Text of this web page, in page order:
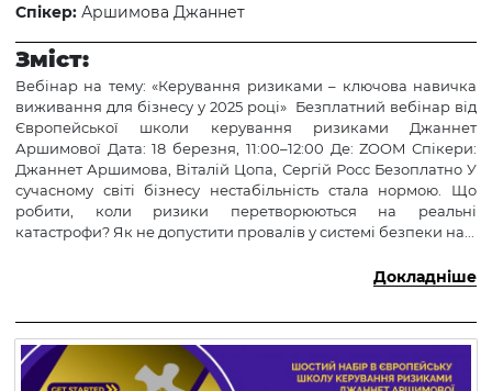
Спікер: Аршимова Джаннет
Зміст:
Вебінар на тему: «Керування ризиками – ключова навичка
виживання для бізнесу у 2025 році» Безплатний вебінар від
Європейської школи керування ризиками Джаннет
Аршимової Дата: 18 березня, 11:00–12:00 Де: ZOOM Спікери:
Джаннет Аршимова, Віталій Цопа, Сергій Росс Безоплатно У
сучасному світі бізнесу нестабільність стала нормою. Що
робити, коли ризики перетворюються на реальні
катастрофи? Як не допустити провалів у системі безпеки на...
Докладніше